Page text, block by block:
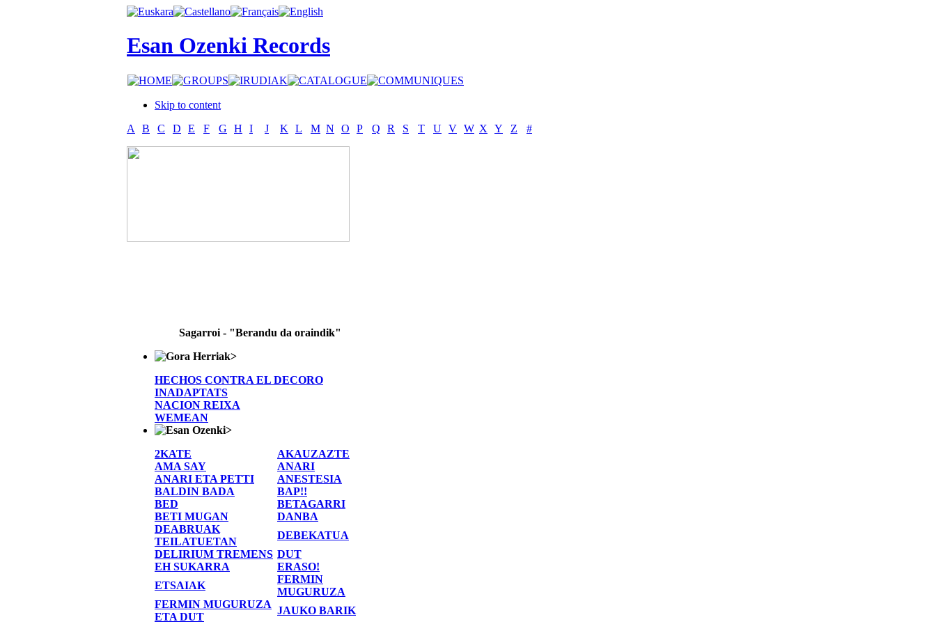
Esan Ozenki Records
Skip to content
A
B C D E F G H I J K L M N O P Q R S T U V W X Y Z #
Sagarroi - "Berandu da oraindik"
>
HECHOS CONTRA EL DECORO
INADAPTATS
NACION REIXA
WEMEAN
>
2KATE
AKAUZAZTE
AMA SAY
ANARI
ANARI ETA PETTI
ANESTESIA
BALDIN BADA
BAP!!
BED
BETAGARRI
BETI MUGAN
DANBA
DEABRUAK
TEILATUETAN
DEBEKATUA
DELIRIUM TREMENS DUT
EH SUKARRA
ERASO!
ETSAIAK
FERMIN
MUGURUZA
FERMIN MUGURUZA
ETA DUT
JAUKO BARIK